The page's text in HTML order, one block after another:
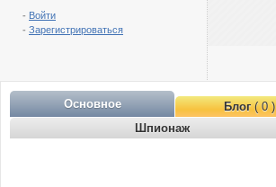
- Войти
- Зарегистрироваться
Основное Блог( 0 )
Шпионаж